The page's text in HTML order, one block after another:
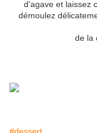
d'agave et laissez
démoulez
de la